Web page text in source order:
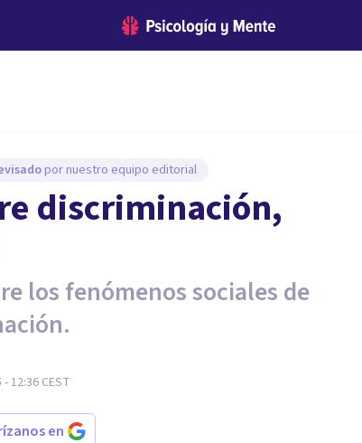
por nuestro equipo editorial
discriminación,
los fenómenos sociales de
12:36 CEST
en